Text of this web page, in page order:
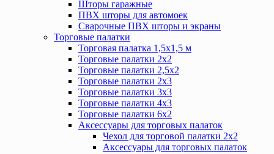
Шторы гаражные
ПВХ шторы для автомоек
Сварочные ПВХ шторы и экраны
Торговые палатки
Торговая палатка 1,5х1,5 м
Торговые палатки 2х2
Торговые палатки 2,5х2
Торговые палатки 2х3
Торговые палатки 3х3
Торговые палатки 4х3
Торговые палатки 6х2
Аксессуары для торговых палаток
Чехол для торговой палатки 2х2
Аксессуары для торговых палаток